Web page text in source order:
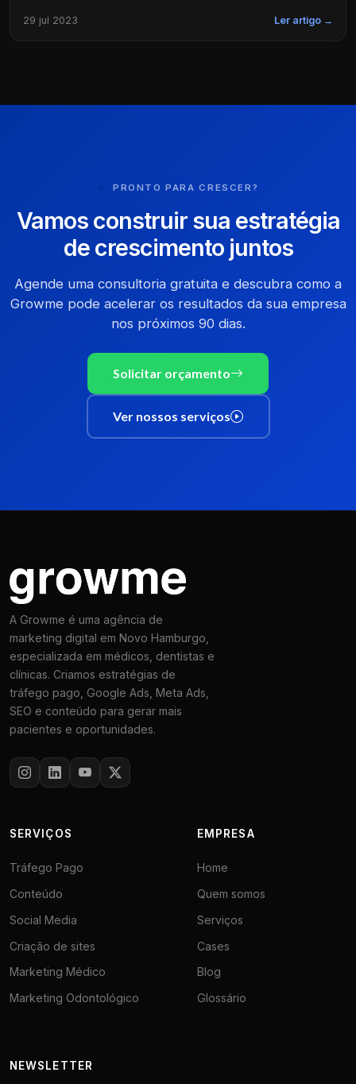
29 jul 2023 Ler artigo →
PRONTO PARA CRESCER?
Vamos construir sua estratégia
de crescimento juntos
Agende uma consultoria gratuita e descubra como a
Growme pode acelerar os resultados da sua empresa
nos próximos 90 dias.
Solicitar orçamento
Ver nossos serviços
A Growme é uma agência de
marketing digital em Novo Hamburgo,
especializada em médicos, dentistas e
clínicas. Criamos estratégias de
tráfego pago, Google Ads, Meta Ads,
SEO e conteúdo para gerar mais
pacientes e oportunidades.
SERVIÇOS
Tráfego Pago
Conteúdo
Social Media
Criação de sites
Marketing Médico
Marketing Odontológico
EMPRESA
Home
Quem somos
Serviços
Cases
Blog
Glossário
NEWSLETTER